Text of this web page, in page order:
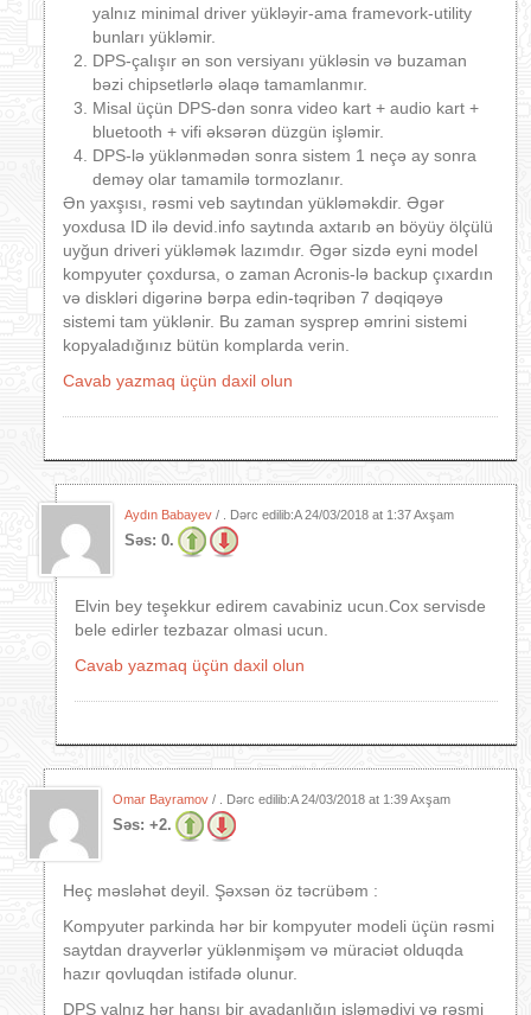
yalnız minimal driver yükləyir-ama framevork-utility
bunları yükləmir.
DPS-çalışır ən son versiyanı yükləsin və buzaman
bəzi chipsetlərlə əlaqə tamamlanmır.
Misal üçün DPS-dən sonra video kart + audio kart +
bluetooth + vifi əksərən düzgün işləmir.
DPS-lə yüklənmədən sonra sistem 1 neçə ay sonra
deməy olar tamamilə tormozlanır.
Ən yaxşısı, rəsmi veb saytından yükləməkdir. Əgər
yoxdusa ID ilə devid.info saytında axtarıb ən böyüy ölçülü
uyğun driveri yükləmək lazımdır. Əgər sizdə eyni model
kompyuter çoxdursa, o zaman Acronis-lə backup çıxardın
və diskləri digərinə bərpa edin-təqribən 7 dəqiqəyə
sistemi tam yüklənir. Bu zaman sysprep əmrini sistemi
kopyaladığınız bütün komplarda verin.
Cavab yazmaq üçün daxil olun
Aydın Babayev / . Dərc edilib:A24/03/2018 at 1:37 Axşam
Səs: 0.
Elvin bey teşekkur edirem cavabiniz ucun.Cox servisde
bele edirler tezbazar olmasi ucun.
Cavab yazmaq üçün daxil olun
Omar Bayramov / . Dərc edilib:A24/03/2018 at 1:39 Axşam
Səs: +2.
Heç məsləhət deyil. Şəxsən öz təcrübəm :
Kompyuter parkinda hər bir kompyuter modeli üçün rəsmi
saytdan drayverlər yüklənmişəm və müraciət olduqda
hazır qovluqdan istifadə olunur.
DPS yalnız hər hansı bir avadanlığın işləmədiyi və rəsmi